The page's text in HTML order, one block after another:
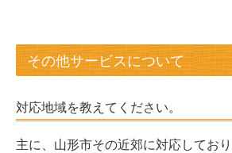
その他サービスについて
対応地域を教えてください。
主に、山形市その近郊に対応しており